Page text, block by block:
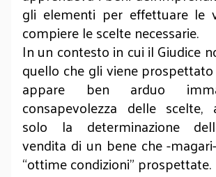
gli elementi per effettuare le
compiere le scelte necessarie.
In un contesto in cui il Giudice
quello che gli viene
appare ben arduo
consapevolezza delle scelte,
solo la determinazione
vendita di un bene che -
“ottime condizioni” prospettate.